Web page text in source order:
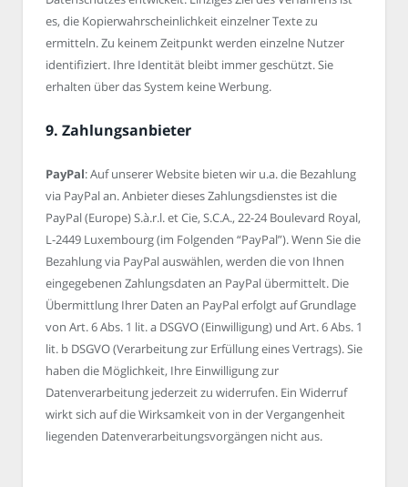
es, die Kopierwahrscheinlichkeit einzelner Texte zu
ermitteln. Zu keinem Zeitpunkt werden einzelne Nutzer
identifiziert. Ihre Identität bleibt immer geschützt. Sie
erhalten über das System keine Werbung.
9. Zahlungsanbieter
PayPal: Auf unserer Website bieten wir u.a. die Bezahlung
via PayPal an. Anbieter dieses Zahlungsdienstes ist die
PayPal (Europe) S.à.r.l. et Cie, S.C.A., 22-24 Boulevard Royal,
L-2449 Luxembourg (im Folgenden “PayPal”). Wenn Sie die
Bezahlung via PayPal auswählen, werden die von Ihnen
eingegebenen Zahlungsdaten an PayPal übermittelt. Die
Übermittlung Ihrer Daten an PayPal erfolgt auf Grundlage
von Art. 6 Abs. 1 lit. a DSGVO (Einwilligung) und Art. 6 Abs. 1
lit. b DSGVO (Verarbeitung zur Erfüllung eines Vertrags). Sie
haben die Möglichkeit, Ihre Einwilligung zur
Datenverarbeitung jederzeit zu widerrufen. Ein Widerruf
wirkt sich auf die Wirksamkeit von in der Vergangenheit
liegenden Datenverarbeitungsvorgängen nicht aus.